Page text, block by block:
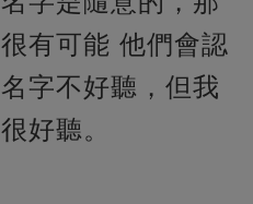
有可能 他們會認
字不好聽，但我
好聽。